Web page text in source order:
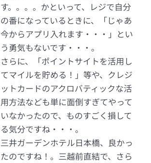
す。。。。かといって、レジで自分
の番になっているときに、「じゃあ
今からアプリ入れます・・・」とい
う勇気もないです・・・。
さらに、「ポイントサイトを活用し
てマイルを貯める！」等や、クレジ
ットカードのアクロバティックな活
用方法なども単に面倒すぎてやって
いなかったので、ものすごく損して
る気分ですね・・・。
三井ガーデンホテル日本橋、良かっ
たのですね！。三越前直結で、さら